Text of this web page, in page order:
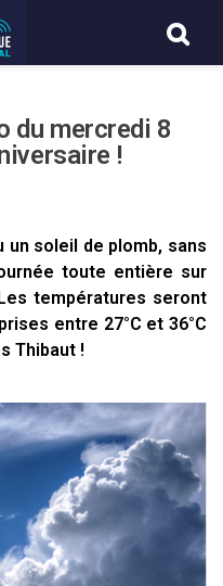
du mercredi 8
!
soleil de plomb, sans
toute entière sur
températures seront
entre 27°C et 36°C
Thibaut !